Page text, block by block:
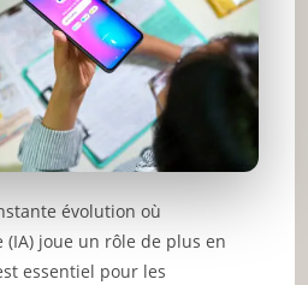
évolution où
(IA) joue un rôle de plus en
essentiel pour les